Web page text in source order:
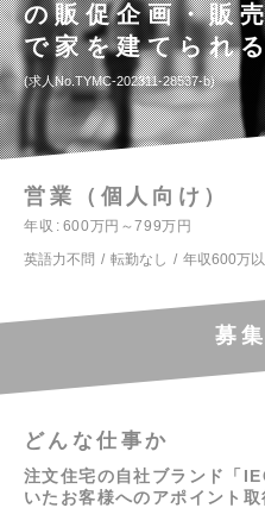
の販促企画・販
で家を建てられ
求人No.TYMC-202311-28537-b
営業（個人向け）
年収
600万円～799万円
英語力不問
転勤なし 年収600万
募
どんな仕事か
注文住宅の自社ブランド「
いたお客様へのアポイント